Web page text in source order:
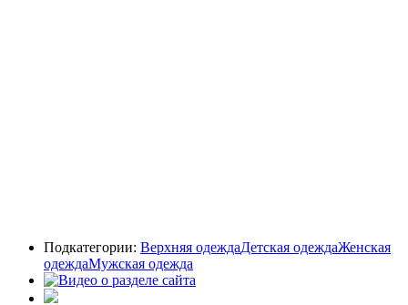
Подкатегории: Верхняя одеждаДетская одеждаЖенская
одеждаМужская одежда